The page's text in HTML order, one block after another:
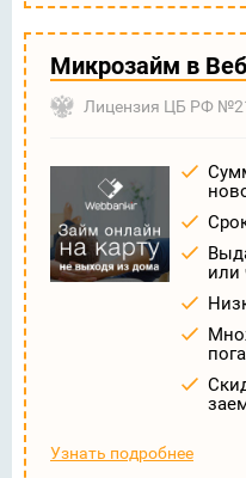
Микрозайм в
Лицензия ЦБ РФ
или
Узнать подробнее